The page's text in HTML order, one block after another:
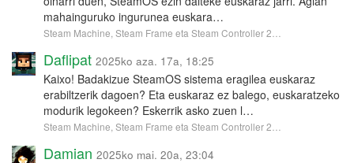
mahainguruko ingurunea euskara…
Steam Machine, Steam Frame eta Steam Controller 2…
Daflipat 2025ko aza. 17a, 18:25
Kaixo! Badakizue SteamOS sistema eragilea euskaraz
erabiltzerik dagoen? Eta euskaraz ez balego, euskaratzeko
modurik legokeen? Eskerrik asko zuen l…
Steam Machine, Steam Frame eta Steam Controller 2…
Damian 2025ko mai. 20a, 23:04